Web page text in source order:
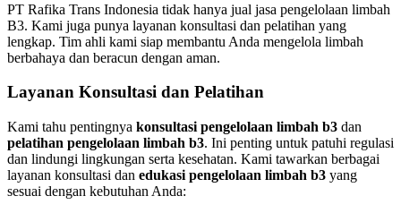
PT Rafika Trans Indonesia tidak hanya jual jasa pengelolaan limbah
B3. Kami juga punya layanan konsultasi dan pelatihan yang
lengkap. Tim ahli kami siap membantu Anda mengelola limbah
berbahaya dan beracun dengan aman.
Layanan Konsultasi dan Pelatihan
Kami tahu pentingnya konsultasi pengelolaan limbah b3 dan
pelatihan pengelolaan limbah b3. Ini penting untuk patuhi regulasi
dan lindungi lingkungan serta kesehatan. Kami tawarkan berbagai
layanan konsultasi dan edukasi pengelolaan limbah b3 yang
sesuai dengan kebutuhan Anda: